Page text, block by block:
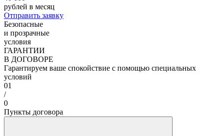
рублей в месяц
Отправить заявку
Безопасные
и прозрачные
условия
ГАРАНТИИ
В ДОГОВОРЕ
Гарантируем ваше спокойствие с помощью специальных
условий
01
/
0
Пункты договора